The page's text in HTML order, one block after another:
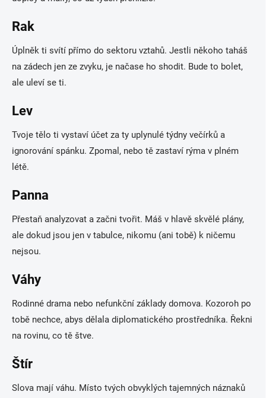
Rak
Úplněk ti svítí přímo do sektoru vztahů. Jestli někoho taháš
na zádech jen ze zvyku, je načase ho shodit. Bude to bolet,
ale uleví se ti.
Lev
Tvoje tělo ti vystaví účet za ty uplynulé týdny večírků a
ignorování spánku. Zpomal, nebo tě zastaví rýma v plném
létě.
Panna
Přestaň analyzovat a začni tvořit. Máš v hlavě skvělé plány,
ale dokud jsou jen v tabulce, nikomu (ani tobě) k ničemu
nejsou.
Váhy
Rodinné drama nebo nefunkční základy domova. Kozoroh po
tobě nechce, abys dělala diplomatického prostředníka. Řekni
na rovinu, co tě štve.
Štír
Slova mají váhu. Místo tvých obvyklých tajemných náznaků